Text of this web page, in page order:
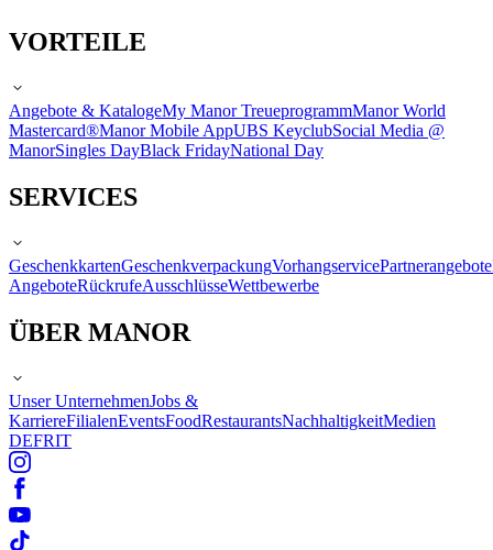
VORTEILE
Angebote & KatalogeMy Manor TreueprogrammManor World
Mastercard®Manor Mobile AppUBS KeyclubSocial Media @
ManorSingles DayBlack FridayNational Day
SERVICES
GeschenkkartenGeschenkverpackungVorhangservicePartnerangebote
AngeboteRückrufeAusschlüsseWettbewerbe
ÜBER MANOR
Unser UnternehmenJobs &
KarriereFilialenEventsFoodRestaurantsNachhaltigkeitMedien
DEFRIT